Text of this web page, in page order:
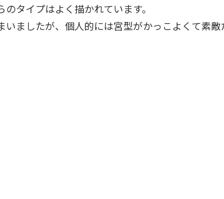
タイプはよく描かれています。
ましたが、個人的には宮型がかっこよくて素敵